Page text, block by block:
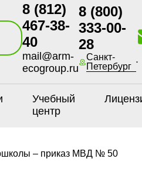
8 (812)
467-38-
40
mail@arm-
ecogroup.ru
8 (800)
333-00-
28
Санкт-
Петербург
Учебный
центр
– приказ МВД № 50